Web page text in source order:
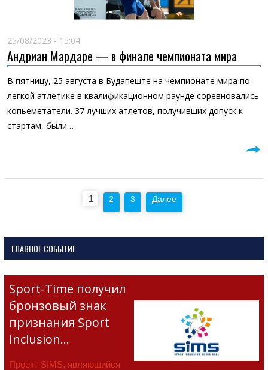
25/08/2023 - 15:04
Андриан Мардаре — в финале чемпионата мира
В пятницу, 25 августа в Будапеште на чемпионате мира по
легкой атлетике в квалификационном раунде соревновались
копьеметатели. 37 лучших атлетов, получивших допуск к
стартам, были…
1 2 3 Далее
ГЛАВНОЕ СОБЫТИЕ
Sport-Time получил
бронзовый знак
признания Sport
Inclusion…
Проект SIMS, являющийся